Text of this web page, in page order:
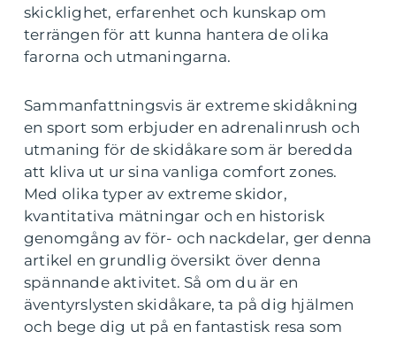
skicklighet, erfarenhet och kunskap om
terrängen för att kunna hantera de olika
farorna och utmaningarna.
Sammanfattningsvis är extreme skidåkning
en sport som erbjuder en adrenalinrush och
utmaning för de skidåkare som är beredda
att kliva ut ur sina vanliga comfort zones.
Med olika typer av extreme skidor,
kvantitativa mätningar och en historisk
genomgång av för- och nackdelar, ger denna
artikel en grundlig översikt över denna
spännande aktivitet. Så om du är en
äventyrslysten skidåkare, ta på dig hjälmen
och bege dig ut på en fantastisk resa som